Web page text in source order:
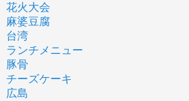
花火大会
麻婆豆腐
台湾
ランチメニュー
豚骨
チーズケーキ
広島